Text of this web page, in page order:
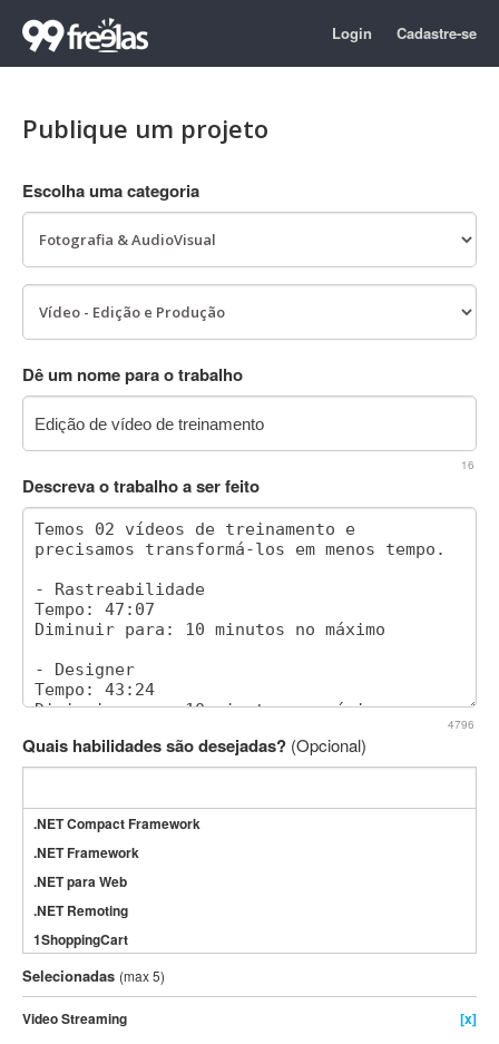
Login Cadastre-se
Publique um projeto
Escolha uma categoria
Dê um nome para o trabalho
16
Descreva o trabalho a ser feito
4796
Quais habilidades são desejadas? (Opcional)
.NET Compact Framework
.NET Framework
.NET para Web
.NET Remoting
1ShoppingCart
3DS Max
3GSM
4D Dimension
Selecionadas (max 5)
Video Streaming [x]